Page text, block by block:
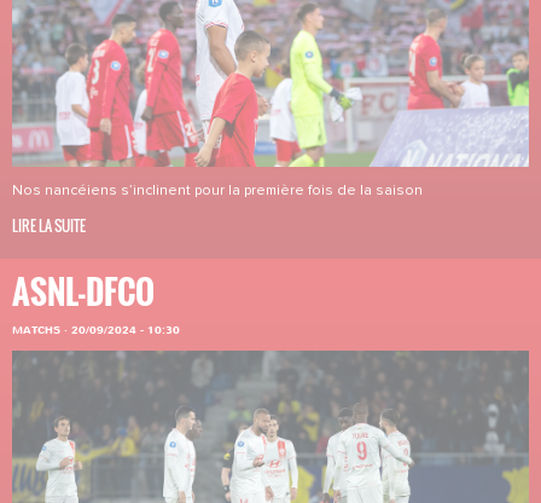
Nos nancéiens s’inclinent pour la première fois de la saison
LIRE LA SUITE
ASNL-DFCO
MATCHS · 20/09/2024 - 10:30